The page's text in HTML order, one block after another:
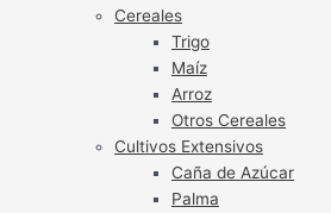
Cereales
Trigo
Maíz
Arroz
Otros Cereales
Cultivos Extensivos
Caña de Azúcar
Palma